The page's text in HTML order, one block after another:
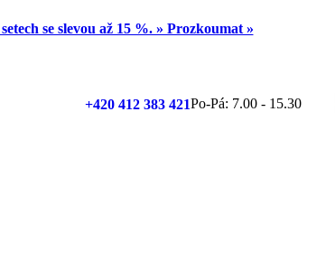
se slevou až 15 %. » Prozkoumat »
+420 412 383 421Po-Pá: 7.00 - 15.30